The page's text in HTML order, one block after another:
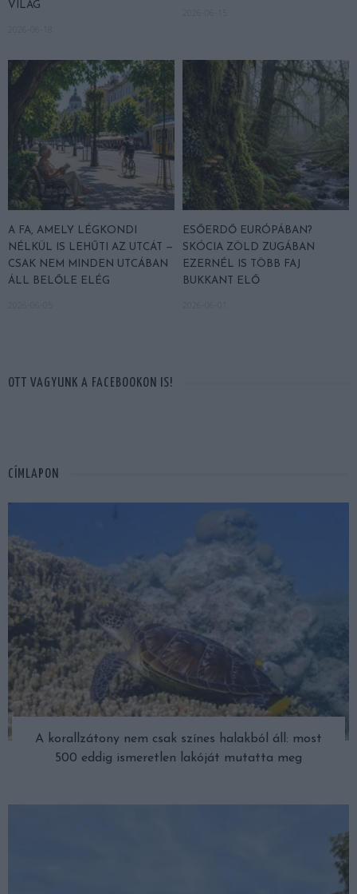
VILÁG
A FA, AMELY LÉGKONDI
NÉLKÜL IS LEHŰTI AZ UTCÁT —
CSAK NEM MINDEN UTCÁBAN
ÁLL BELŐLE ELÉG
ESŐERDŐ EURÓPÁBAN?
SKÓCIA ZÖLD ZUGÁBAN
EZERNÉL IS TÖBB FAJ
BUKKANT ELŐ
OTT VAGYUNK A FACEBOOKON IS!
CÍMLAPON
A korallzátony nem csak színes halakból áll: most
500 eddig ismeretlen lakóját mutatta meg